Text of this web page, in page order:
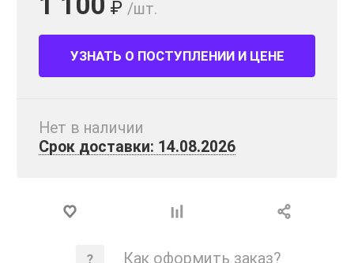
₽ /шт.
УЗНАТЬ О ПОСТУПЛЕНИИ И ЦЕНЕ
Нет в наличии
Срок доставки: 14.08.2026
Как оформить заказ?